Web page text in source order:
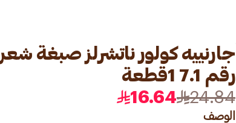
جارنييه كولور ناتشرلز صبغة
رقم 7.1 1قطعة
24.84
16.64
الوصف